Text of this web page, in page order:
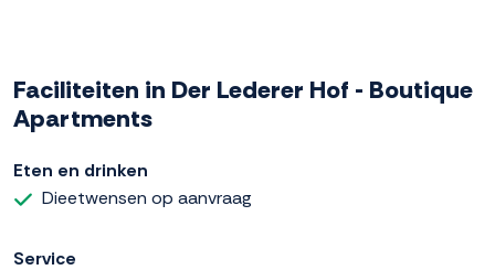
Faciliteiten in Der Lederer Hof - Boutique
Apartments
Eten en drinken
Dieetwensen op aanvraag
Service